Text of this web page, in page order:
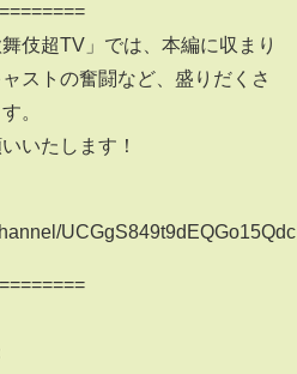
伎超TV」では、本編に収まり
ストの奮闘など、盛りだくさ
。
いたします！